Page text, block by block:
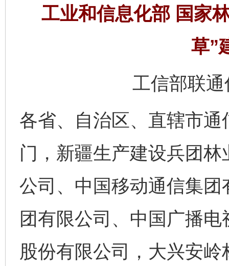
工业和信息化部 国家
草”
工信部联
各省、自治区、直辖市
门，新疆生产建设兵团
公司、中国移动通信集
团有限公司、中国广播
股份有限公司，大兴安